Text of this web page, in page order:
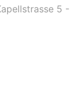
5 -